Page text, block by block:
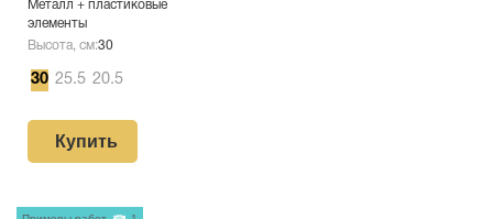
Металл + пластиковые
элементы
Высота, см:30
30 25.5 20.5
Купить